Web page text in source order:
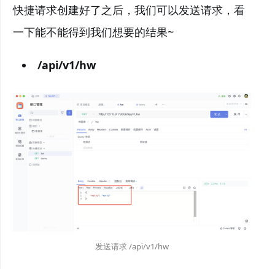
快捷请求创建好了之后，我们可以发送请求，看
一下能不能得到我们想要的结果~
/api/v1/hw
发送请求 /api/v1/hw